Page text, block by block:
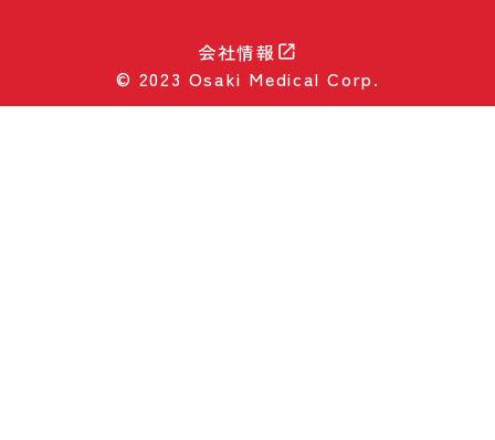
会社情報 open_in_new
© 2023 Osaki Medical Corp.